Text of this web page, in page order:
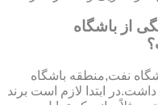
از باشگاه
نفت,منطقه باشگاه
ابتدا لازم است برند